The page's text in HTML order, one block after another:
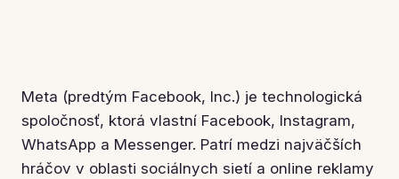
Meta (predtým Facebook, Inc.) je technologická
spoločnosť, ktorá vlastní Facebook, Instagram,
WhatsApp a Messenger. Patrí medzi najväčších
hráčov v oblasti sociálnych sietí a online reklamy